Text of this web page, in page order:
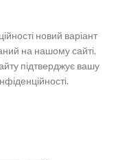
новий варіант
на нашому сайті.
підтверджує вашу